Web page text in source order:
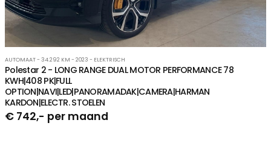
AUTOMAAT - 34.292 KM - 2023 - ELEKTRISCH
Polestar 2 - LONG RANGE DUAL MOTOR PERFORMANCE 78
KWH|408 PK|FULL
OPTION|NAVI|LED|PANORAMADAK|CAMERA|HARMAN
KARDON|ELECTR. STOELEN
€ 742,- per maand